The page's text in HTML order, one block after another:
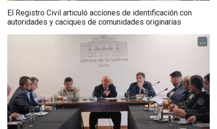
El Registro Civil articuló acciones de identificación con
autoridades y caciques de comunidades originarias
...